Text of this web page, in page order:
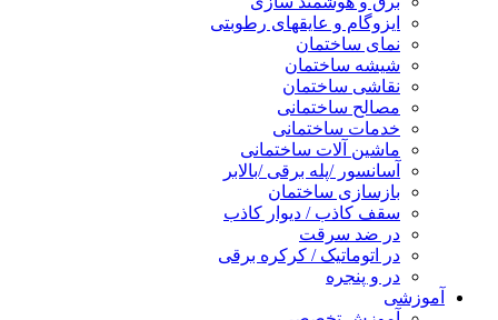
ایزوگام و عایقهای رطوبتی
نمای ساختمان
شیشه ساختمان
نقاشی ساختمان
مصالح ساختمانی
خدمات ساختمانی
ماشین آلات ساختمانی
آسانسور /پله برقی /بالابر
بازسازی ساختمان
سقف کاذب / دیوار کاذب
در ضد سرقت
در اتوماتیک / کرکره برقی
در و پنجره
آموزشی